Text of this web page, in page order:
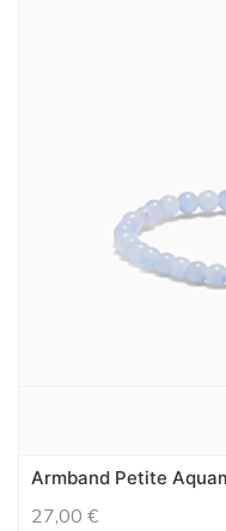
Armband Petite
27,00 €